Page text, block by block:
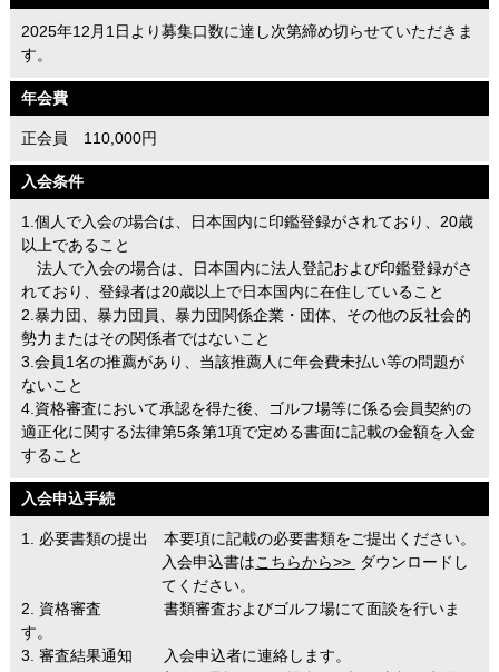
2025年12月1日より募集口数に達し次第締め切らせていただきま
す。
年会費
正会員 110,000円
入会条件
1.個人で入会の場合は、日本国内に印鑑登録がされており、20歳
以上であること
法人で入会の場合は、日本国内に法人登記および印鑑登録がさ
れており、登録者は20歳以上で日本国内に在住していること
2.暴力団、暴力団員、暴力団関係企業・団体、その他の反社会的
勢力またはその関係者ではないこと
3.会員1名の推薦があり、当該推薦人に年会費未払い等の問題が
ないこと
4.資格審査において承認を得た後、ゴルフ場等に係る会員契約の
適正化に関する法律第5条第1項で定める書面に記載の金額を入金
すること
入会申込手続
1. 必要書類の提出 本要項に記載の必要書類をご提出ください。
入会申込書はこちらから>>
ダウンロードし
てください。
2. 資格審査 書類審査およびゴルフ場にて面談を行いま
す。
3. 審査結果通知 入会申込者に連絡します。